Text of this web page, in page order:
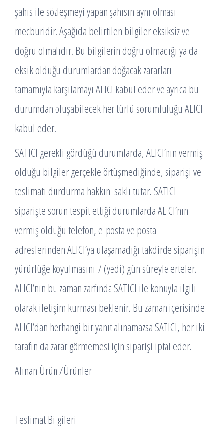
şahıs ile sözleşmeyi yapan şahısın aynı olması
mecburidir. Aşağıda belirtilen bilgiler eksiksiz ve
doğru olmalıdır. Bu bilgilerin doğru olmadığı ya da
eksik olduğu durumlardan doğacak zararları
tamamıyla karşılamayı ALICI kabul eder ve ayrıca bu
durumdan oluşabilecek her türlü sorumluluğu ALICI
kabul eder.
SATICI gerekli gördüğü durumlarda, ALICI’nın vermiş
olduğu bilgiler gerçekle örtüşmediğinde, siparişi ve
teslimatı durdurma hakkını saklı tutar. SATICI
siparişte sorun tespit ettiği durumlarda ALICI’nın
vermiş olduğu telefon, e-posta ve posta
adreslerinden ALICI’ya ulaşamadığı takdirde siparişin
yürürlüğe koyulmasını 7 (yedi) gün süreyle erteler.
ALICI’nın bu zaman zarfında SATICI ile konuyla ilgili
olarak iletişim kurması beklenir. Bu zaman içerisinde
ALICI’dan herhangi bir yanıt alınamazsa SATICI, her iki
tarafın da zarar görmemesi için siparişi iptal eder.
Alınan Ürün /Ürünler
—-
Teslimat Bilgileri